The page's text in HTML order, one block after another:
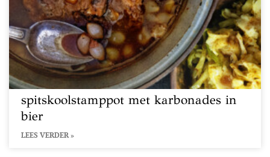
spitskoolstamppot met karbonades in
bier
LEES VERDER »